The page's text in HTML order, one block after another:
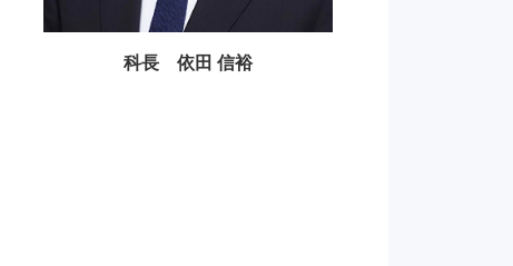
科長 依田 信裕